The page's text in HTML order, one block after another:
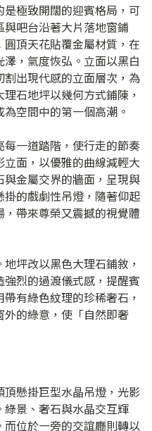
極致開闊的迎賓格局，可
吧台沿著大片落地窗鋪
頂天花貼覆金屬材質，在
，氣度恢弘。立面以黑白
出現代感的立面層次，為
石地坪以幾何方式鋪陳，
空間中的第一個高潮。
一道踏階，使行走的節奏
面，以優雅的曲線減輕大
金屬交界的牆面，呈現與
的戲劇性吊燈，隨著仰起
帶來尊榮又震撼的視覺體
坪改以黑色大理石鋪敘，
烈的過渡儀式感，提醒賓
有綠色紋理的珍稀奢石，
的綠意，使「自然即奢
懸掛巨型水晶吊燈，光影
景、奢石與水晶交互輝
位於一旁的交誼廳則轉以